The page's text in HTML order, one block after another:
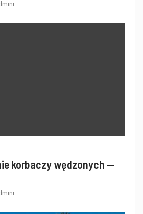
korbaczy wędzonych —